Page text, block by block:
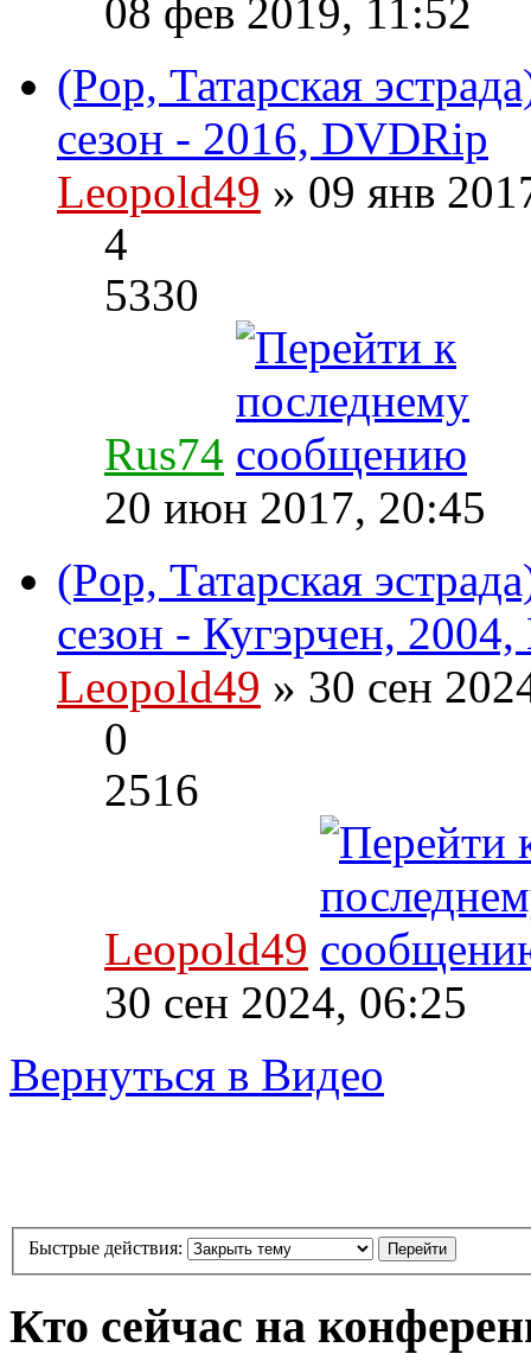
08 фев 2019, 11:52
(Pop, Татарская
сезон - 2016, DVDRip
Leopold49 » 09 янв
4
5330
Rus74
20 июн 2017, 20:45
(Pop, Татарская
сезон - Кугэрчен,
Leopold49 » 30 сен
0
2516
Leopold49
30 сен 2024, 06:25
Вернуться в Видео
Быстрые действия:
Кто сейчас на